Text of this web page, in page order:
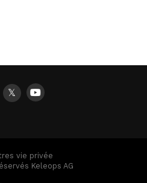
𝕏
vie privée
Keleops AG